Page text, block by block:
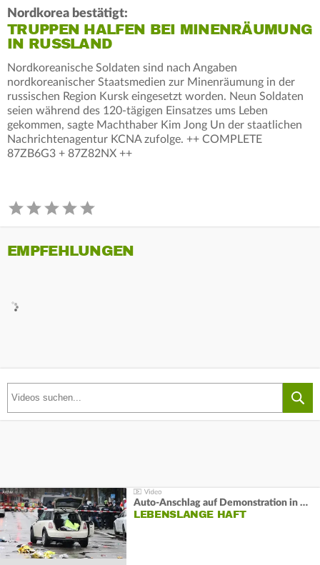
Nordkorea bestätigt:
TRUPPEN HALFEN BEI MINENRÄUMUNG
IN RUSSLAND
Nordkoreanische Soldaten sind nach Angaben
nordkoreanischer Staatsmedien zur Minenräumung in der
russischen Region Kursk eingesetzt worden. Neun Soldaten
seien während des 120-tägigen Einsatzes ums Leben
gekommen, sagte Machthaber Kim Jong Un der staatlichen
Nachrichtenagentur KCNA zufolge. ++ COMPLETE
87ZB6G3 + 87Z82NX ++
EMPFEHLUNGEN
Auto-Anschlag auf Demonstration in München:
LEBENSLANGE HAFT